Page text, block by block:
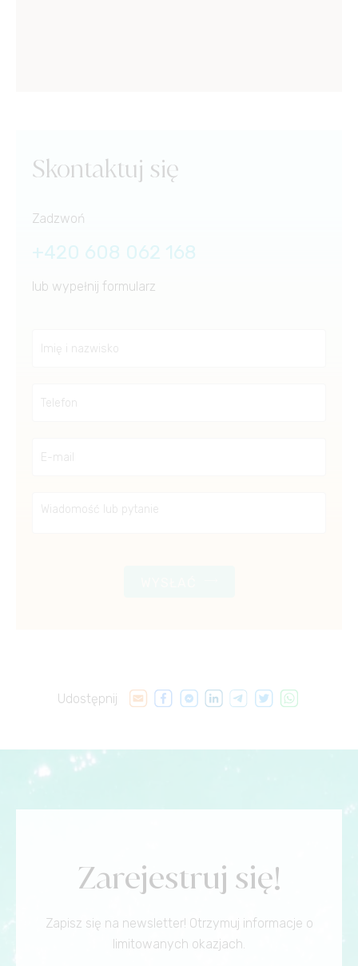
Udostępnij
Skontaktuj się
Zadzwoń
+420 608 062 168
lub wypełnij formularz
Zarejestruj się!
Zapisz się na newsletter! Otrzymuj informacje o
limitowanych okazjach.